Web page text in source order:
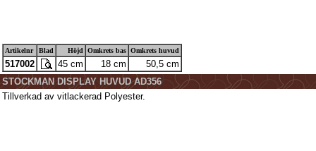
Artikelnr Blad Höjd Omkrets bas Omkrets huvud
517002 45 cm 18 cm
50,5 cm
STOCKMAN DISPLAY HUVUD AD356
Tillverkad av vitlackerad Polyester.